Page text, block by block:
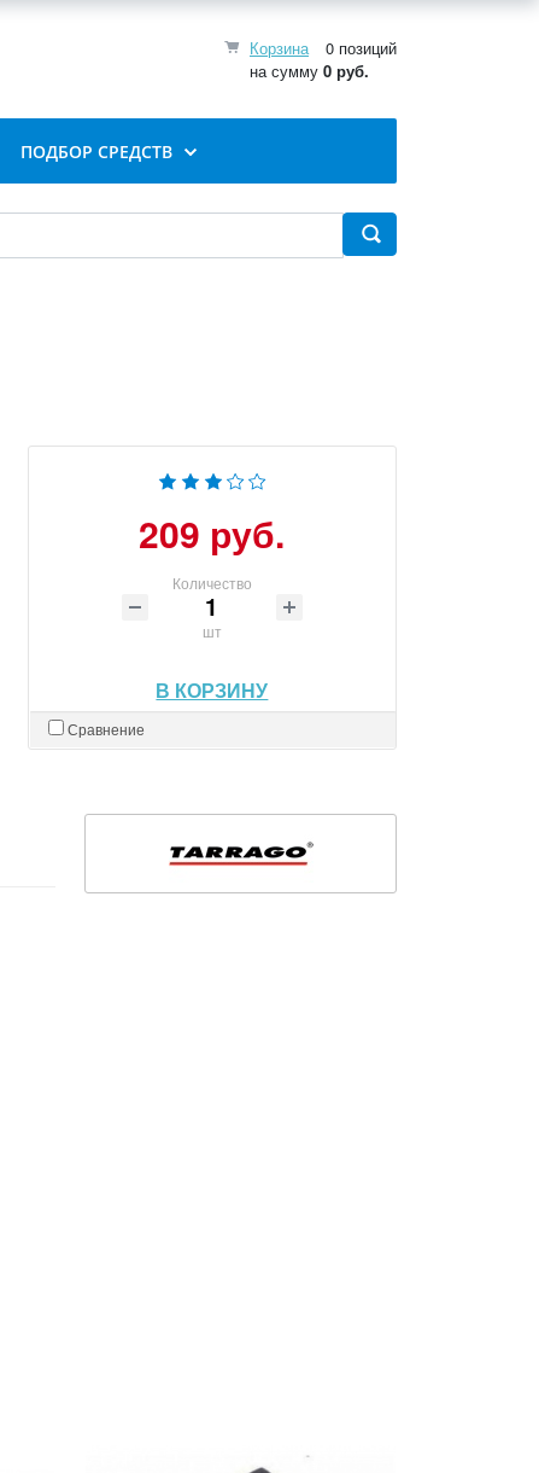
Корзина
0 позиций
на сумму 0 руб.
ПОДБОР СРЕДСТВ
209 руб.
Количество
шт
В КОРЗИНУ
Сравнение